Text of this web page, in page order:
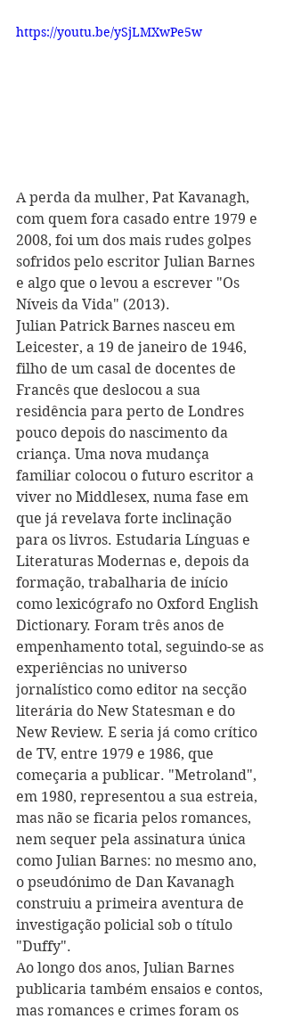
https://youtu.be/ySjLMXwPe5w
A perda da mulher, Pat Kavanagh,
com quem fora casado entre 1979 e
2008, foi um dos mais rudes golpes
sofridos pelo escritor Julian Barnes
e algo que o levou a escrever "Os
Níveis da Vida" (2013).
Julian Patrick Barnes nasceu em
Leicester, a 19 de janeiro de 1946,
filho de um casal de docentes de
Francês que deslocou a sua
residência para perto de Londres
pouco depois do nascimento da
criança. Uma nova mudança
familiar colocou o futuro escritor a
viver no Middlesex, numa fase em
que já revelava forte inclinação
para os livros. Estudaria Línguas e
Literaturas Modernas e, depois da
formação, trabalharia de início
como lexicógrafo no Oxford English
Dictionary. Foram três anos de
empenhamento total, seguindo-se as
experiências no universo
jornalístico como editor na secção
literária do New Statesman e do
New Review. E seria já como crítico
de TV, entre 1979 e 1986, que
começaria a publicar. "Metroland",
em 1980, representou a sua estreia,
mas não se ficaria pelos romances,
nem sequer pela assinatura única
como Julian Barnes: no mesmo ano,
o pseudónimo de Dan Kavanagh
construiu a primeira aventura de
investigação policial sob o título
"Duffy".
Ao longo dos anos, Julian Barnes
publicaria também ensaios e contos,
mas romances e crimes foram os